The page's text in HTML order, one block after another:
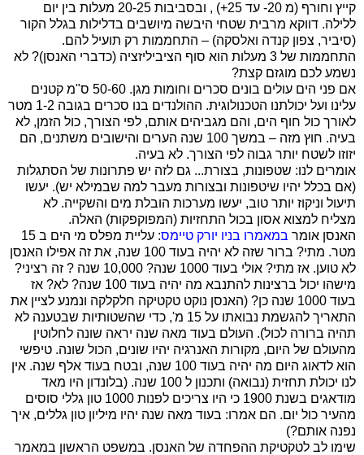
קייץ וחורף (מ 20- עד 25+) , ובסביבות 20-25 מעלות בין יום
ללילה. דווקא מרבית שטחי היבשה מיושבים בדלילות בגלל הקור
(סיביר, צפון קנדה ואלסקה) – התחממות רק תועיל להם.
התחממות של 3 מעלות הוא סוף הציביליזציה (כדברי האנסן)? לא
נשמע לכם מוגזם קצת?
אם פני הים עולים בונים סכרים וחומות מגן. 50-60 ס"מ קטנים
עלינו ועל יכולתנו הטכנולוגית. ההולנדים בנו סכרים בגובה 1-2 מטר
לאורך כול חוף הים, והם מגביהים אותם, לפי הצורך, כול הזמן, לא
בעיה. חוץ מזה – במשך 100 שנה הערים והישובים משתנים, הם
יזוזו לשטח יותר גבוה לפי הצורך. לא בעיה.
אומרים לנו: שטפונות, בצורת... גם לזה יש פתרונות של הסתגלות
(אם בכלל יהיו שיטפונות ובצורות מעבר למה שבמילא יש). יעשו
תיעול וניקוז יותר טוב, יעשו מערכות הובלת מים והשקייה. לא
מצליח למצוא אסון בכול התחזיות (המפוקפקות) האלה.
האנסן אומר במאמרו בניו יורק טיימס
: עליית מפלס מי הים ב 15
מטר. מתי? ברור שזה לא יהיה בעוד 100 שנה, את זה אפילו האנסן
לא טוען. אז מתי? אולי בעוד 1000 שנה? 10,000 שנה ? זה רציני?
מישהו יכול ברצינות להתנבא מה יהיה בעוד 100 שנה? לא? אז
בעוד 1000 שנה כן? (האנסן נוקט טקטיקה חלקלקה ונמנע לציין את
התאריך להגשמת נבואתו על 15 מ', כדי שהשטותיות שבטענה לא
תהיה ברורה לכול). העולם בעוד מאה שנה יראה שונה לחלוטין
מהעולם של היום, מקורות האנרגיה יהיו שונים, הכול שונה. טיפשי
הוא לדאוג היום מה יהיה בעוד 100 שנה, ובטח בעוד אלף שנה. אין
לנו יכולת תחזית (נבואה) ותכנון ל 100 שנה. (בלונדון היו מאד
מודאגים בשנת 1900 כי היו צריכים לפנות 1000 טון גללי סוסים
מהעיר כול יום. הם אמרו: בעוד מאה שנה יהיו מיליון טון גללים, איך
נפנה אותם?)
שימו לב לטקטיקת ההפחדה של האנסן. במשפט הראשון במאמר